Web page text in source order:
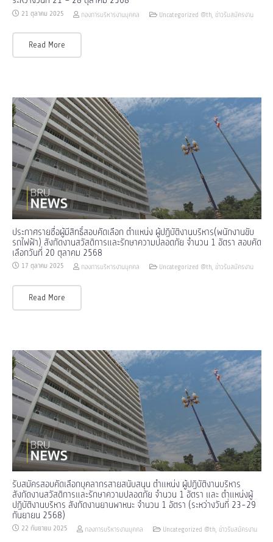
21 ตุลาคม 2025 กองการบริหารงานบุคคล Uncategorized @th, ข่าวรับสมัครงาน
Read More
ประกาศรายชื่อผู้มีสิทธิ์สอบคัดเลือก ตำแหน่ง ผู้ปฏิบัติงานบริหาร(พนักงานขับ
รถไฟฟ้า) สังกัดงานสวัสดิการและรักษาความปลอดภัย จำนวน 1 อัตรา สอบคัด
เลือกวันที่ 20 ตุลาคม 2568
17 ตุลาคม 2025 กองการบริหารงานบุคคล Uncategorized @th, ข่าวรับสมัครงาน
Read More
รับสมัครสอบคัดเลือกบุคลากรสายสนับสนุน ตำแหน่ง ผู้ปฏิบัติงานบริหาร
สังกัดงานสวัสดิการและรักษาความปลอดภัย จำนวน 1 อัตรา และ ตำแหน่งผู้
ปฏิบัติงานบริหาร สังกัดงานยานพาหนะ จำนวน 1 อัตรา (ระหว่างวันที่ 23-29
กันยายน 2568)
22 กันยายน 2025 กองการบริหารงานบุคคล Uncategorized @th, ข่าวรับสมัครงาน